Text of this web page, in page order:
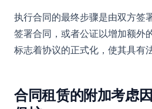
执行合同的最终步骤是由双方签
签署合同，或者公证以增加额外
标志着协议的正式化，使其具有
合同租赁的附加考虑